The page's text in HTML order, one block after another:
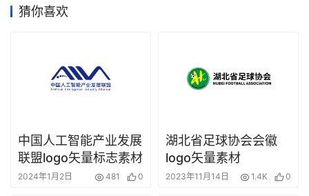
猜你喜欢
中国人工智能产业发展
联盟logo矢量标志素材
2024年1月2日 481 0
湖北省足球协会会徽
logo矢量素材
2023年11月14日 1.4K 0